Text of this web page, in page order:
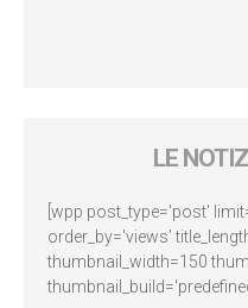
LE
[wpp post_type='post'
order_by='views'
thumbnail_width=150